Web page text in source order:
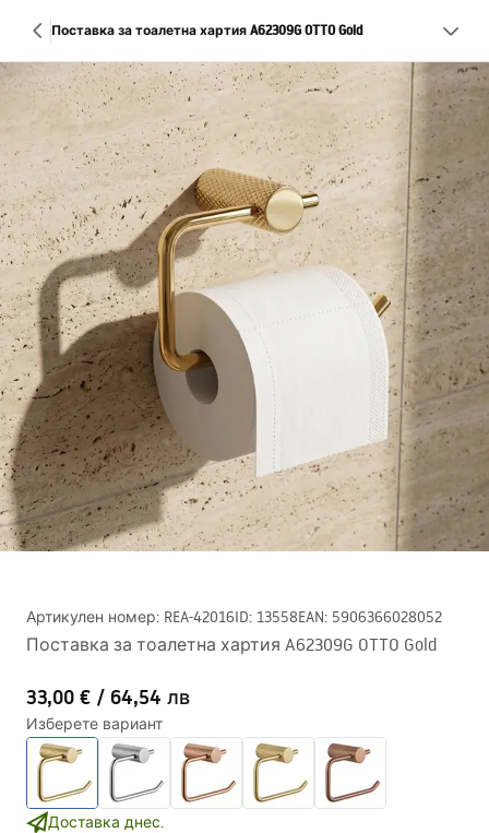
Поставка за тоалетна хартия A62309G OTTO Gold
Артикулен номер: REA-42016ID: 13558EAN: 5906366028052
Поставка за тоалетна хартия A62309G OTTO Gold
33,00 € / 64,54 лв
Изберете вариант
Доставка днес.